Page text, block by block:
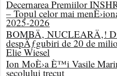
Decernarea Premiilor
– Topul celor mai
2025-2026
BOMBÄ‚ NUCLEARÄ‚!
despÄƒgubiri de 20 de
Elie Wiesel
Ion MoÈ›a È™i Vasile
secolului trecut